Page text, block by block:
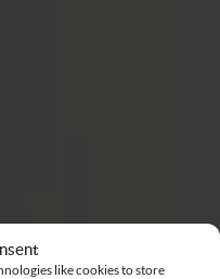
like cookies to store